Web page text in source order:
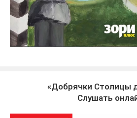
«Добрячки Столицы
Слушать